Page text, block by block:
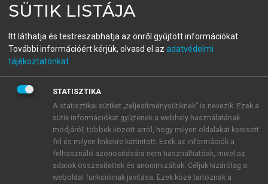
fiókoddal,vagy hozz létre új fiókot.
A regisztráció után apróbaidőszakautomatikusan
BELÉPÉS SAJÁT FIÓKKAL
ÚJ FIÓK LÉTREHOZÁSA
1 óra díjmentes hozzáférés
E-MAIL-CÍM
SÜTIK LISTÁJA
Itt láthatja és testreszabhatja az önről gyűjtött információkat.
További információért kérjük, olvasd el az adatvédelmi
tájékoztatónkat
STATISZTIKA
A statisztikai sütiket „teljesítménysütiknek” is nevezik. Ezek a
sütik információkat gyűjtenek a webhely használatának
módjáról, többek között arról, hogy milyen oldalakat keresett
fel és milyen linkekre kattintott. Ezek az információk a
felhasználó azonosítására nem használhatóak, mivel az
adatok összesítettek és anonimizáltak. Céljuk kizárólag a
weboldal funkcióinak javítása. Ezek közé tartoznak a